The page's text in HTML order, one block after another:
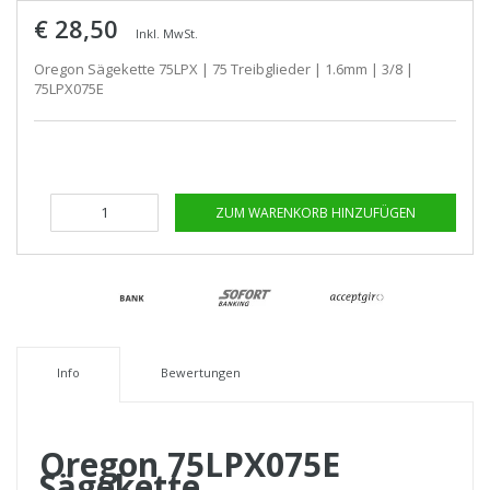
€ 28,50 Inkl. MwSt.
Oregon Sägekette 75LPX | 75 Treibglieder | 1.6mm | 3/8 |
75LPX075E
ZUM WARENKORB HINZUFÜGEN
Info Bewertungen
Oregon 75LPX075E